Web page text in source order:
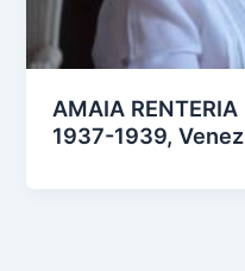
AMAIA
1937-1939,